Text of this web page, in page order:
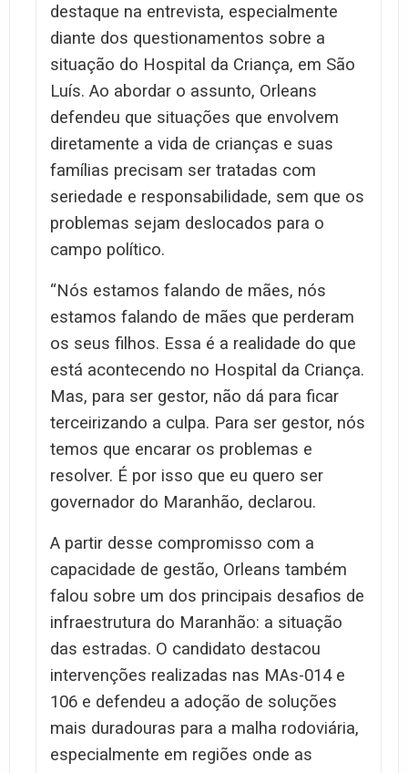
destaque na entrevista, especialmente
diante dos questionamentos sobre a
situação do Hospital da Criança, em São
Luís. Ao abordar o assunto, Orleans
defendeu que situações que envolvem
diretamente a vida de crianças e suas
famílias precisam ser tratadas com
seriedade e responsabilidade, sem que os
problemas sejam deslocados para o
campo político.
“Nós estamos falando de mães, nós
estamos falando de mães que perderam
os seus filhos. Essa é a realidade do que
está acontecendo no Hospital da Criança.
Mas, para ser gestor, não dá para ficar
terceirizando a culpa. Para ser gestor, nós
temos que encarar os problemas e
resolver. É por isso que eu quero ser
governador do Maranhão, declarou.
A partir desse compromisso com a
capacidade de gestão, Orleans também
falou sobre um dos principais desafios de
infraestrutura do Maranhão: a situação
das estradas. O candidato destacou
intervenções realizadas nas MAs-014 e
106 e defendeu a adoção de soluções
mais duradouras para a malha rodoviária,
especialmente em regiões onde as